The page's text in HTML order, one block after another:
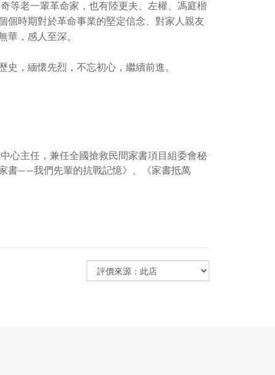
等老一輩革命家，也有陸更夫、左權、馮庭楷
個時期對於革命事業的堅定信念、對家人親友
華，感人至深。
，緬懷先烈，不忘初心，繼續前進。
心主任，兼任全國搶救民間家書項目組委會秘
書——我們先輩的抗戰記憶》、《家書抵萬